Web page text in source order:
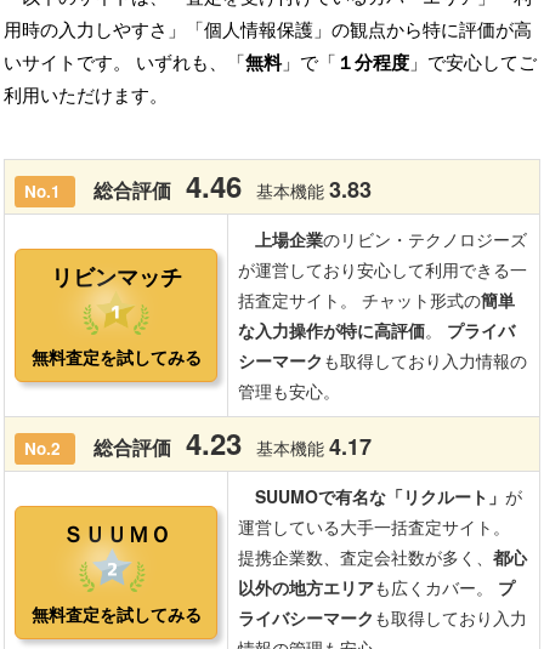
用時の入力しやすさ」「個人情報保護」の観点から特に評価が高
いサイトです。 いずれも、「無料」で「 １分程度 」で安心してご
利用いただけます。